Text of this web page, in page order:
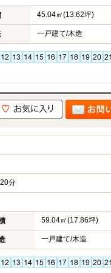
45.04㎡(13.62坪)
一戸建て/木造
分
59.04㎡(17.86坪)
一戸建て/木造